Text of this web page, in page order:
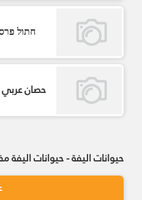
חתול
حصان عربي
حيوانات اليفة - حيوانات اليفة